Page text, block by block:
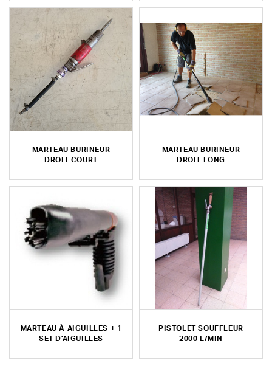
MARTEAU BURINEUR
DROIT COURT
MARTEAU BURINEUR
DROIT LONG
MARTEAU À AIGUILLES + 1
SET D'AIGUILLES
PISTOLET SOUFFLEUR
2000 L/MIN